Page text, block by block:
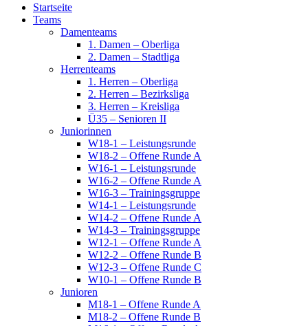
Startseite
Teams
Damenteams
1. Damen – Oberliga
2. Damen – Stadtliga
Herrenteams
1. Herren – Oberliga
2. Herren – Bezirksliga
3. Herren – Kreisliga
Ü35 – Senioren II
Juniorinnen
W18-1 – Leistungsrunde
W18-2 – Offene Runde A
W16-1 – Leistungsrunde
W16-2 – Offene Runde A
W16-3 – Trainingsgruppe
W14-1 – Leistungsrunde
W14-2 – Offene Runde A
W14-3 – Trainingsgruppe
W12-1 – Offene Runde A
W12-2 – Offene Runde B
W12-3 – Offene Runde C
W10-1 – Offene Runde B
Junioren
M18-1 – Offene Runde A
M18-2 – Offene Runde B